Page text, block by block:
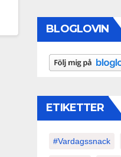
BLOGLOVIN
ETIKETTER
#vardagssnack